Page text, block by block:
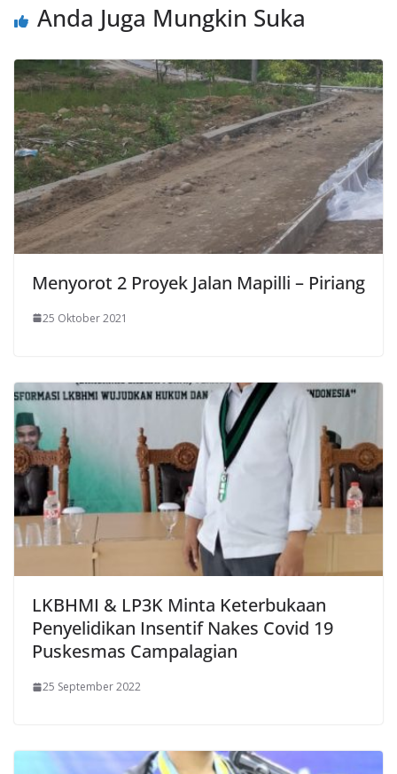
Anda Juga Mungkin Suka
Menyorot 2 Proyek Jalan Mapilli – Piriang
25 Oktober 2021
LKBHMI & LP3K Minta Keterbukaan
Penyelidikan Insentif Nakes Covid 19
Puskesmas Campalagian
25 September 2022